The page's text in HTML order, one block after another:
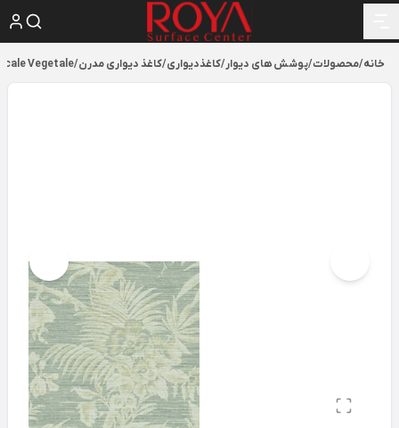
خانه/محصولات/پوشش های دیوار/کاغذدیواری/کاغذ دیواری مدرن/
Vegetale